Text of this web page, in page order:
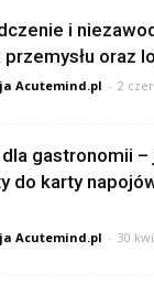
i
oraz
Acutemind.pl - 2
gastronomii –
do karty
Acutemind.pl - 30